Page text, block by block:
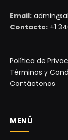
Email:
Contacto: +1
Política de
Términos y
Contáctenos
MENÚ